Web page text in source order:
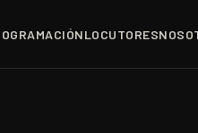
LOCUTORES